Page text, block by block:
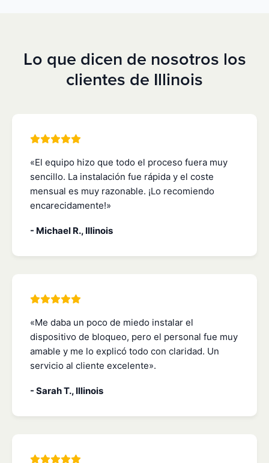
Lo que dicen de nosotros los
clientes de Illinois
«El equipo hizo que todo el proceso fuera muy
sencillo. La instalación fue rápida y el coste
mensual es muy razonable. ¡Lo recomiendo
encarecidamente!»
- Michael R., Illinois
«Me daba un poco de miedo instalar el
dispositivo de bloqueo, pero el personal fue muy
amable y me lo explicó todo con claridad. Un
servicio al cliente excelente».
- Sarah T., Illinois